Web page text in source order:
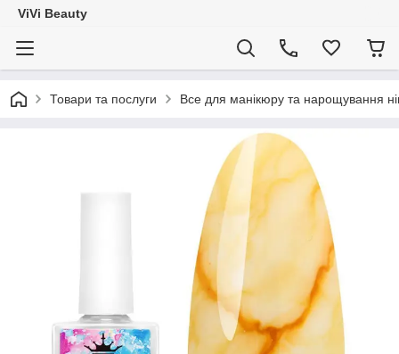
ViVi Beauty
Товари та послуги Все для манікюру та нарощування